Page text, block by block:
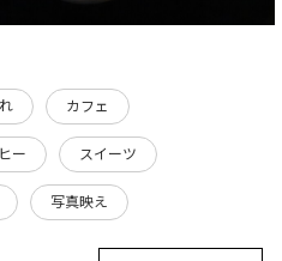
カフェ
ー スイーツ
写真映え